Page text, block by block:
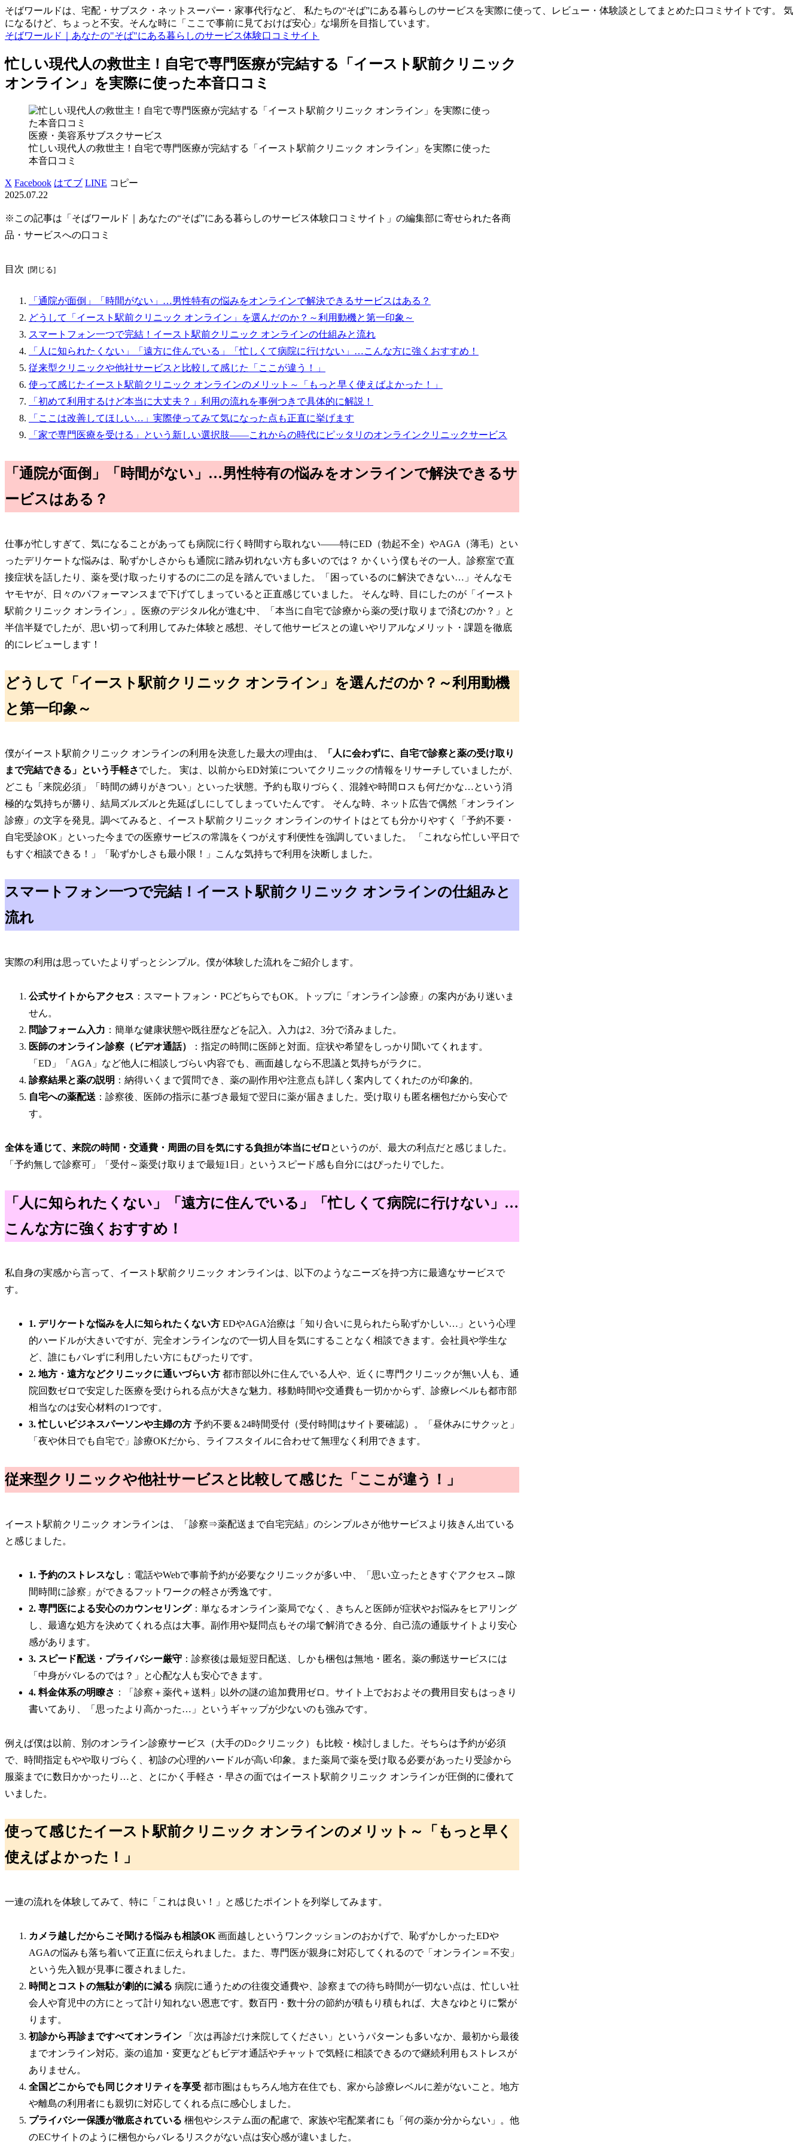
そばワールドは、宅配・サブスク・ネットスーパー・家事代行など、 私たちの“そば”にある暮らしのサービスを実際に使って、レビュー・体験談としてまとめた口コミサイトです。 気
になるけど、ちょっと不安。そんな時に「ここで事前に見ておけば安心」な場所を目指しています。
そばワールド｜あなたの"そば"にある暮らしのサービス体験口コミサイト
忙しい現代人の救世主！自宅で専門医療が完結する「イースト駅前クリニック
オンライン」を実際に使った本音口コミ
医療・美容系サブスクサービス
忙しい現代人の救世主！自宅で専門医療が完結する「イースト駅前クリニック オンライン」を実際に使った
本音口コミ
X Facebook はてブ LINE コピー
2025.07.22
※この記事は「そばワールド｜あなたの“そば”にある暮らしのサービス体験口コミサイト」の編集部に寄せられた各商
品・サービスへの口コミ
目次
「通院が面倒」「時間がない」…男性特有の悩みをオンラインで解決できるサービスはある？
どうして「イースト駅前クリニック オンライン」を選んだのか？～利用動機と第一印象～
スマートフォン一つで完結！イースト駅前クリニック オンラインの仕組みと流れ
「人に知られたくない」「遠方に住んでいる」「忙しくて病院に行けない」…こんな方に強くおすすめ！
従来型クリニックや他社サービスと比較して感じた「ここが違う！」
使って感じたイースト駅前クリニック オンラインのメリット～「もっと早く使えばよかった！」
「初めて利用するけど本当に大丈夫？」利用の流れを事例つきで具体的に解説！
「ここは改善してほしい…」実際使ってみて気になった点も正直に挙げます
「家で専門医療を受ける」という新しい選択肢――これからの時代にピッタリのオンラインクリニックサービス
「通院が面倒」「時間がない」…男性特有の悩みをオンラインで解決できるサ
ービスはある？
仕事が忙しすぎて、気になることがあっても病院に行く時間すら取れない――特にED（勃起不全）やAGA（薄毛）とい
ったデリケートな悩みは、恥ずかしさからも通院に踏み切れない方も多いのでは？ かくいう僕もその一人。診察室で直
接症状を話したり、薬を受け取ったりするのに二の足を踏んでいました。「困っているのに解決できない…」そんなモ
ヤモヤが、日々のパフォーマンスまで下げてしまっていると正直感じていました。 そんな時、目にしたのが「イースト
駅前クリニック オンライン」。医療のデジタル化が進む中、「本当に自宅で診療から薬の受け取りまで済むのか？」と
半信半疑でしたが、思い切って利用してみた体験と感想、そして他サービスとの違いやリアルなメリット・課題を徹底
的にレビューします！
どうして「イースト駅前クリニック オンライン」を選んだのか？～利用動機
と第一印象～
僕がイースト駅前クリニック オンラインの利用を決意した最大の理由は、
「人に会わずに、自宅で診察と薬の受け取り
まで完結できる」という手軽さでした。 実は、以前からED対策についてクリニックの情報をリサーチしていましたが、
どこも「来院必須」「時間の縛りがきつい」といった状態。予約も取りづらく、混雑や時間ロスも何だかな…という消
極的な気持ちが勝り、結局ズルズルと先延ばしにしてしまっていたんです。 そんな時、ネット広告で偶然「オンライン
診療」の文字を発見。調べてみると、イースト駅前クリニック オンラインのサイトはとても分かりやすく「予約不要・
自宅受診OK」といった今までの医療サービスの常識をくつがえす利便性を強調していました。 「これなら忙しい平日で
もすぐ相談できる！」「恥ずかしさも最小限！」こんな気持ちで利用を決断しました。
スマートフォン一つで完結！イースト駅前クリニック オンラインの仕組みと
流れ
実際の利用は思っていたよりずっとシンプル。僕が体験した流れをご紹介します。
公式サイトからアクセス ：スマートフォン・PCどちらでもOK。トップに「オンライン診療」の案内があり迷いま
せん。
問診フォーム入力 ：簡単な健康状態や既往歴などを記入。入力は2、3分で済みました。
医師のオンライン診察（ビデオ通話）
：指定の時間に医師と対面。症状や希望をしっかり聞いてくれます。
「ED」「AGA」など他人に相談しづらい内容でも、画面越しなら不思議と気持ちがラクに。
診察結果と薬の説明 ：納得いくまで質問でき、薬の副作用や注意点も詳しく案内してくれたのが印象的。
自宅への薬配送 ：診察後、医師の指示に基づき最短で翌日に薬が届きました。受け取りも匿名梱包だから安心で
す。
全体を通じて、来院の時間・交通費・周囲の目を気にする負担が本当にゼロ というのが、最大の利点だと感じました。
「予約無しで診察可」「受付～薬受け取りまで最短1日」というスピード感も自分にはぴったりでした。
「人に知られたくない」「遠方に住んでいる」「忙しくて病院に行けない」…
こんな方に強くおすすめ！
私自身の実感から言って、イースト駅前クリニック オンラインは、以下のようなニーズを持つ方に最適なサービスで
す。
1. デリケートな悩みを人に知られたくない方 EDやAGA治療は「知り合いに見られたら恥ずかしい…」という心理
的ハードルが大きいですが、完全オンラインなので一切人目を気にすることなく相談できます。会社員や学生な
ど、誰にもバレずに利用したい方にもぴったりです。
2. 地方・遠方などクリニックに通いづらい方 都市部以外に住んでいる人や、近くに専門クリニックが無い人も、通
院回数ゼロで安定した医療を受けられる点が大きな魅力。移動時間や交通費も一切かからず、診療レベルも都市部
相当なのは安心材料の1つです。
3. 忙しいビジネスパーソンや主婦の方 予約不要＆24時間受付（受付時間はサイト要確認）。「昼休みにサクッと」
「夜や休日でも自宅で」診療OKだから、ライフスタイルに合わせて無理なく利用できます。
従来型クリニックや他社サービスと比較して感じた「ここが違う！」
イースト駅前クリニック オンラインは、「診察⇒薬配送まで自宅完結」のシンプルさが他サービスより抜きん出ている
と感じました。
1. 予約のストレスなし ：電話やWebで事前予約が必要なクリニックが多い中、「思い立ったときすぐアクセス→隙
間時間に診察」ができるフットワークの軽さが秀逸です。
2. 専門医による安心のカウンセリング：単なるオンライン薬局でなく、きちんと医師が症状やお悩みをヒアリング
し、最適な処方を決めてくれる点は大事。副作用や疑問点もその場で解消できる分、自己流の通販サイトより安心
感があります。
3. スピード配送・プライバシー厳守 ：診察後は最短翌日配送、しかも梱包は無地・匿名。薬の郵送サービスには
「中身がバレるのでは？」と心配な人も安心できます。
4. 料金体系の明瞭さ ：「診察＋薬代＋送料」以外の謎の追加費用ゼロ。サイト上でおおよその費用目安もはっきり
書いてあり、「思ったより高かった…」というギャップが少ないのも強みです。
例えば僕は以前、別のオンライン診療サービス（大手のD○クリニック）も比較・検討しました。そちらは予約が必須
で、時間指定もやや取りづらく、初診の心理的ハードルが高い印象。また薬局で薬を受け取る必要があったり受診から
服薬までに数日かかったり…と、とにかく手軽さ・早さの面ではイースト駅前クリニック オンラインが圧倒的に優れて
いました。
使って感じたイースト駅前クリニック オンラインのメリット～「もっと早く
使えばよかった！」
一連の流れを体験してみて、特に「これは良い！」と感じたポイントを列挙してみます。
カメラ越しだからこそ聞ける悩みも相談OK 画面越しというワンクッションのおかげで、恥ずかしかったEDや
AGAの悩みも落ち着いて正直に伝えられました。また、専門医が親身に対応してくれるので「オンライン＝不安」
という先入観が見事に覆されました。
時間とコストの無駄が劇的に減る 病院に通うための往復交通費や、診察までの待ち時間が一切ない点は、忙しい社
会人や育児中の方にとって計り知れない恩恵です。数百円・数十分の節約が積もり積もれば、大きなゆとりに繋が
ります。
初診から再診まですべてオンライン 「次は再診だけ来院してください」というパターンも多いなか、最初から最後
までオンライン対応。薬の追加・変更などもビデオ通話やチャットで気軽に相談できるので継続利用もストレスが
ありません。
全国どこからでも同じクオリティを享受 都市圏はもちろん地方在住でも、家から診療レベルに差がないこと。地方
や離島の利用者にも親切に対応してくれる点に感心しました。
プライバシー保護が徹底されている 梱包やシステム面の配慮で、家族や宅配業者にも「何の薬か分からない」。他
のECサイトのように梱包からバレるリスクがない点は安心感が違いました。